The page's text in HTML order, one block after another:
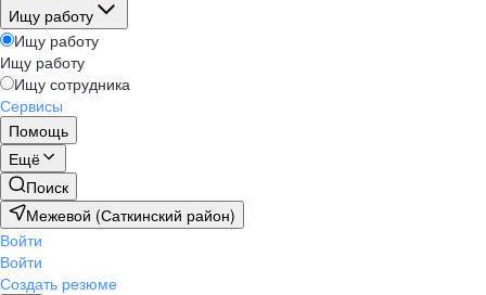
Ищу работу
Ищу работу
Ищу работу
Ищу сотрудника
Сервисы
Помощь
Ещё
Поиск
Межевой (Саткинский район)
Войти
Войти
Создать резюме